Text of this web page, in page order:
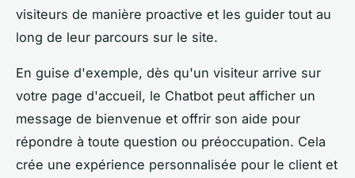
visiteurs de manière proactive et les guider tout au
long de leur parcours sur le site.
En guise d'exemple, dès qu'un visiteur arrive sur
votre page d'accueil, le Chatbot peut afficher un
message de bienvenue et offrir son aide pour
répondre à toute question ou préoccupation. Cela
crée une expérience personnalisée pour le client et